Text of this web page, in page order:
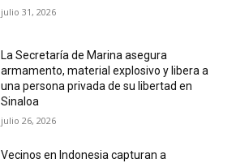
julio 31, 2026
La Secretaría de Marina asegura
armamento, material explosivo y libera a
una persona privada de su libertad en
Sinaloa
julio 26, 2026
Vecinos en Indonesia capturan a